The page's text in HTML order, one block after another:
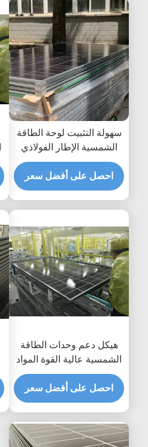
سهولة التثبيت لوحة الطاقة
الشمسية الإطار الفولاذي
تصاميم مخصصة تضمن
وأنظمة الدعم للألواح
الشمسية في بيئات متنوعة
احصل على أفضل سعر
هيكل دعم وحدات الطاقة
الشمسية عالية القوة المواد
المقاومة للتآكل التي تضمن
طول العمر وسلامة الهيكل
احصل على أفضل سعر